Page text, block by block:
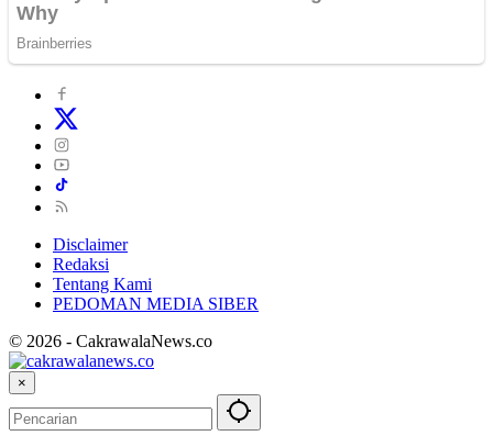
Disclaimer
Redaksi
Tentang Kami
PEDOMAN MEDIA SIBER
© 2026 - CakrawalaNews.co
×